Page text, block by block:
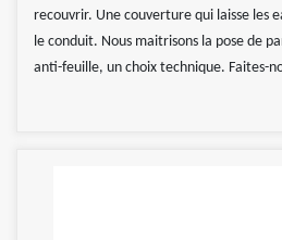
recouvrir. Une couverture qui laisse les
le conduit. Nous maitrisons la pose de
anti-feuille, un choix technique. Faites-